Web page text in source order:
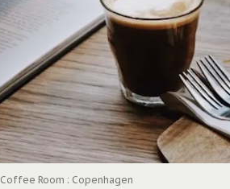
Coffee Room : Copenhagen